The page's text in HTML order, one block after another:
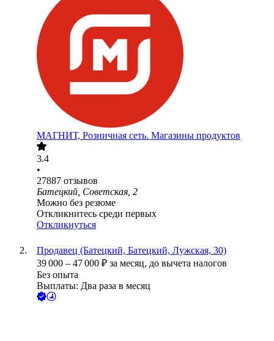
МАГНИТ, Розничная сеть. Магазины продуктов
3.4
•
27887 отзывов
Батецкий, Советская, 2
Можно без резюме
Откликнитесь среди первых
Откликнуться
Продавец (Батецкий, Батецкий, Лужская, 30)
39 000 – 47 000 ₽ за месяц, до вычета налогов
Без опыта
Выплаты: Два раза в месяц